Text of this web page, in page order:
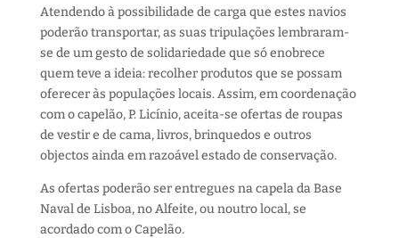
Atendendo à possibilidade de carga que estes navios
poderão transportar, as suas tripulações lembraram-
se de um gesto de solidariedade que só enobrece
quem teve a ideia: recolher produtos que se possam
oferecer às populações locais. Assim, em coordenação
com o capelão, P. Licínio, aceita-se ofertas de roupas
de vestir e de cama, livros, brinquedos e outros
objectos ainda em razoável estado de conservação.
As ofertas poderão ser entregues na capela da Base
Naval de Lisboa, no Alfeite, ou noutro local, se
acordado com o Capelão.